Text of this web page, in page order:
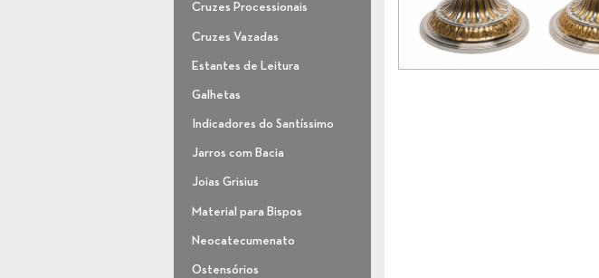
Cruzes Processionais
Cruzes Vazadas
Estantes de Leitura
Galhetas
Indicadores do Santíssimo
Jarros com Bacia
Joias Grisius
Material para Bispos
Neocatecumenato
Ostensórios